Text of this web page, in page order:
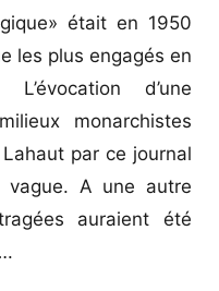
était en 1950
les plus engagés en
d’une
monarchistes
par ce journal
vague. A une autre
auraient été